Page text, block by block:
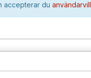
accepterar du